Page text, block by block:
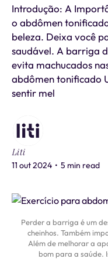
Introdução: A
o abdômen
beleza. Deixa você
saudável. A barriga
evita machucados
abdômen tonificado
sentir mel
Liti
11 out 2024 • 5 min read
Perder a barriga é um
cheinhos. Também
Além de melhorar a
bom para a saúde.